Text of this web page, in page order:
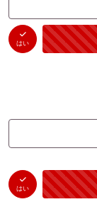
はい
はい